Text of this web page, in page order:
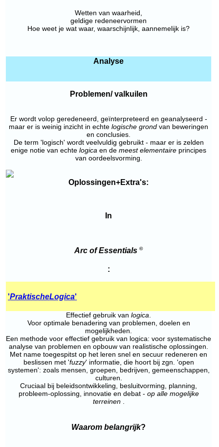
Wetten van waarheid,
geldige redeneervormen
Hoe weet je wat waar, waarschijnlijk, aannemelijk is?
Analyse
Problemen/ valkuilen
Er wordt volop geredeneerd, geïnterpreteerd en geanalyseerd -
maar er is weinig inzicht in echte logische grond van beweringen
en conclusies.
De term 'logisch' wordt veelvuldig gebruikt - maar er is zelden
enige notie van echte logica en de meest elementaire principes
van oordeelsvorming.
Oplossingen+Extra's:
In
Arc of Essentials ©
:
'PraktischeLogica'
Effectief gebruik van logica.
Voor optimale benadering van problemen, doelen en
mogelijkheden.
Een methode voor effectief gebruik van logica: voor systematische
analyse van problemen en opbouw van realistische oplossingen.
Met name toegespitst op het leren snel en secuur redeneren en
beslissen met 'fuzzy' informatie, die hoort bij zgn. 'open
systemen': zoals mensen, groepen, bedrijven, gemeenschappen,
culturen.
Cruciaal bij beleidsontwikkeling, besluitvorming, planning,
probleem-oplossing, innovatie en debat - op alle mogelijke
terreinen .
Waarom belangrijk?